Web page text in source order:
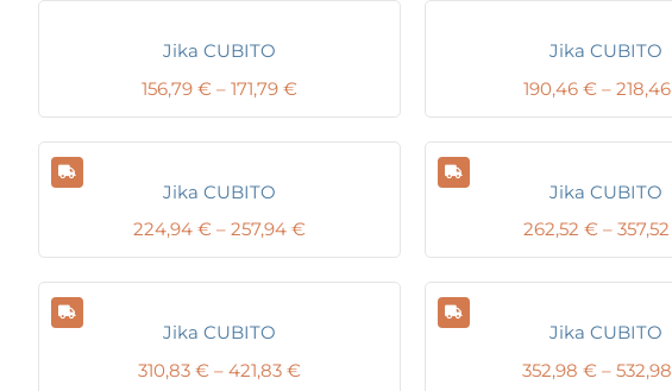
Jika CUBITO
156,79 € – 171,79 €
range:
156,79 €
Jika CUBITO
190,46 € – 218,46
Jika CUBITO
224,94 € – 257,94 €
range:
224,94 €
Jika CUBITO
262,52 € – 357,52
Jika CUBITO
310,83 € – 421,83 €
Jika CUBITO
352,98 € – 532,98